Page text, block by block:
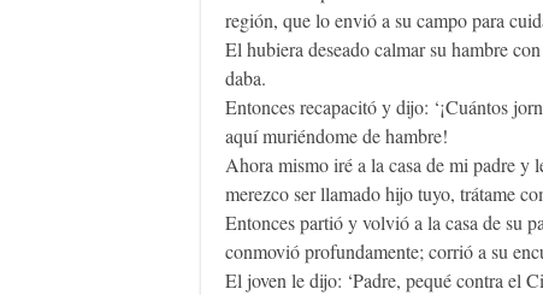
región, que lo envió a su campo para
El hubiera deseado calmar su hambre
daba.
Entonces recapacitó y dijo: ‘¡Cuántos
aquí muriéndome de hambre!
Ahora mismo iré a la casa de mi padre y
merezco ser llamado hijo tuyo, trátame
Entonces partió y volvió a la casa de su
conmovió profundamente; corrió a su
El joven le dijo: ‘Padre, pequé contra el